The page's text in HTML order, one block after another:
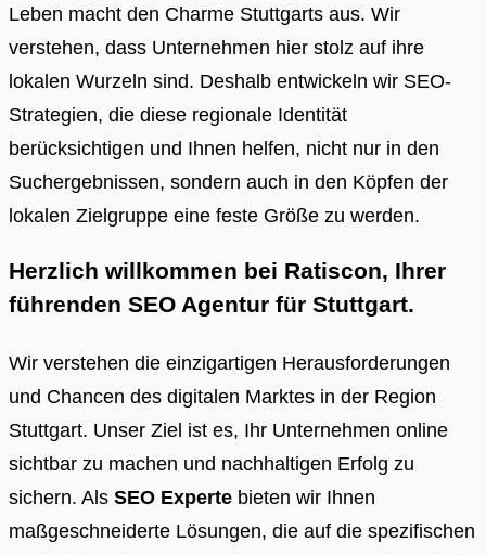
Leben macht den Charme Stuttgarts aus. Wir
verstehen, dass Unternehmen hier stolz auf ihre
lokalen Wurzeln sind. Deshalb entwickeln wir SEO-
Strategien, die diese regionale Identität
berücksichtigen und Ihnen helfen, nicht nur in den
Suchergebnissen, sondern auch in den Köpfen der
lokalen Zielgruppe eine feste Größe zu werden.
Herzlich willkommen bei Ratiscon, Ihrer
führenden SEO Agentur für Stuttgart.
Wir verstehen die einzigartigen Herausforderungen
und Chancen des digitalen Marktes in der Region
Stuttgart. Unser Ziel ist es, Ihr Unternehmen online
sichtbar zu machen und nachhaltigen Erfolg zu
sichern. Als SEO Experte bieten wir Ihnen
maßgeschneiderte Lösungen, die auf die spezifischen